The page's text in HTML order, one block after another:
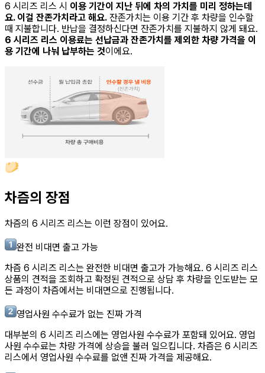
6 시리즈 리스 시 이용 기간이 지난 뒤에 차의 가치를 미리 정하는데
요. 이걸 잔존가치라고 해요. 잔존가치는 이용 기간 후 차량을 인수할
때 지불합니다. 반납을 결정하신다면 잔존가치를 지불하지 않게 돼요.
6 시리즈 리스 이용료는 선납금과 잔존가치를 제외한 차량 가격을 이
용 기간에 나눠 납부하는 것이에요.
차즘의 장점
차즘의 6 시리즈 리스는 이런 장점이 있어요.
완전 비대면 출고 가능
차즘 6 시리즈 리스는 완전한 비대면 출고가 가능해요. 6 시리즈 리스
상품의 견적을 조회하고 확정된 견적으로 상담 후 차량을 인도받는 모
든 과정이 차즘에서는 비대면으로 진행됩니다.
영업사원 수수료가 없는 진짜 가격
대부분의 6 시리즈 리스에는 영업사원 수수료가 포함돼 있어요. 영업
사원 수수료는 차량 가격에 상승을 불러 일으킵니다. 차즘은 6 시리즈
리스에서 영업사원 수수료를 없앤 진짜 가격을 제공해요.